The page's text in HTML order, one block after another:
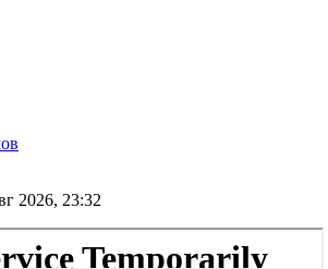
2026, 23:32